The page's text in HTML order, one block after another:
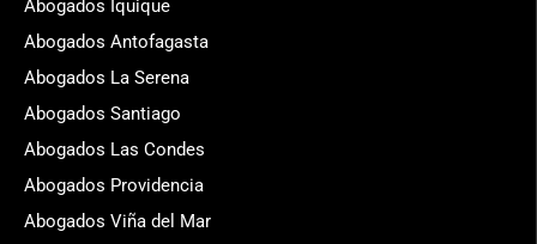
Abogados Iquique
Abogados Antofagasta
Abogados La Serena
Abogados Santiago
Abogados Las Condes
Abogados Providencia
Abogados Viña del Mar